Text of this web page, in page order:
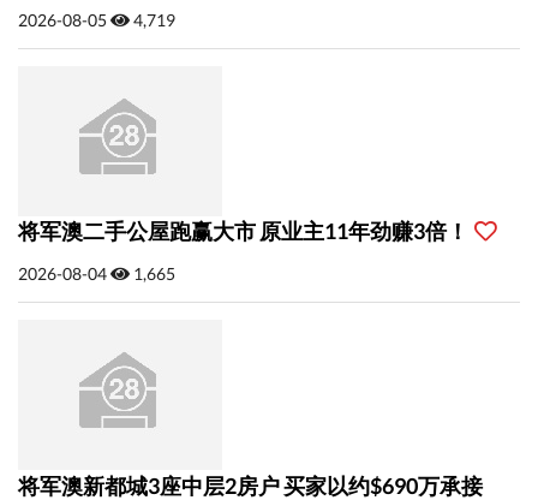
2026-08-05 4,719
将军澳二手公屋跑赢大市 原业主11年劲赚3倍！
2026-08-04 1,665
将军澳新都城3座中层2房户 买家以约$690万承接